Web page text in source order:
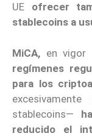
UE ofrecer
stablecoins a
MiCA, en vigor
regímenes
para los
stablecoins—
reducido el